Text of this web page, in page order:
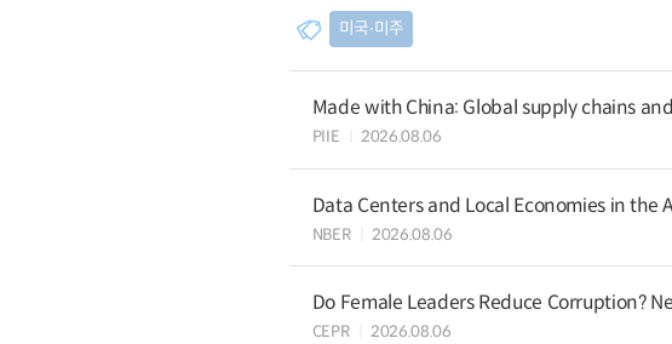
미국∙미주
Made with China: Global supply chains
PIIE 2026.08.06
Data Centers and Local Economies in the
NBER 2026.08.06
Do Female Leaders Reduce Corruption?
CEPR 2026.08.06